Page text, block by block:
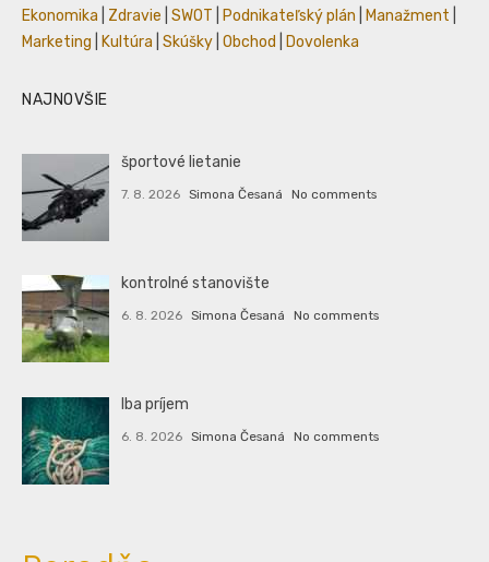
Ekonomika
Zdravie SWOT Podnikateľský plán Manažment
Marketing
Kultúra Skúšky Obchod Dovolenka
NAJNOVŠIE
športové lietanie
7. 8. 2026 Simona Česaná No comments
kontrolné stanovište
6. 8. 2026 Simona Česaná No comments
Iba príjem
6. 8. 2026 Simona Česaná No comments